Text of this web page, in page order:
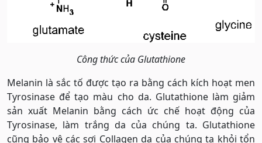
Công thức của Glutathione
Melanin là sắc tố được tạo ra bằng cách kích hoạt men
Tyrosinase để tạo màu cho da. Glutathione làm giảm
sản xuất Melanin bằng cách ức chế hoạt động của
Tyrosinase, làm trắng da của chúng ta. Glutathione
cũng bảo vệ các sợi Collagen da của chúng ta khỏi tổn